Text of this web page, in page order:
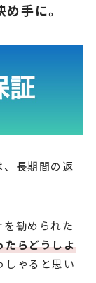
手に。
長期間の返
勧められた
たらどうしよ
しゃると思い